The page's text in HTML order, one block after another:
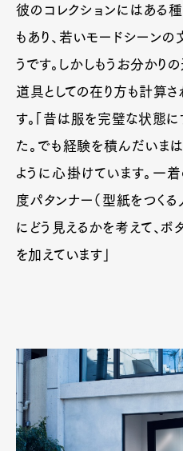
彼のコレクションにはある
もあり、若いモードシーン
うです。しかしもうお分かり
道具としての在り方も計算
す。「昔は服を完璧な状態
た。でも経験を積んだいま
ように心掛けています。一
度パタンナー（型紙をつく
にどう見えるかを考えて、
を加えています」